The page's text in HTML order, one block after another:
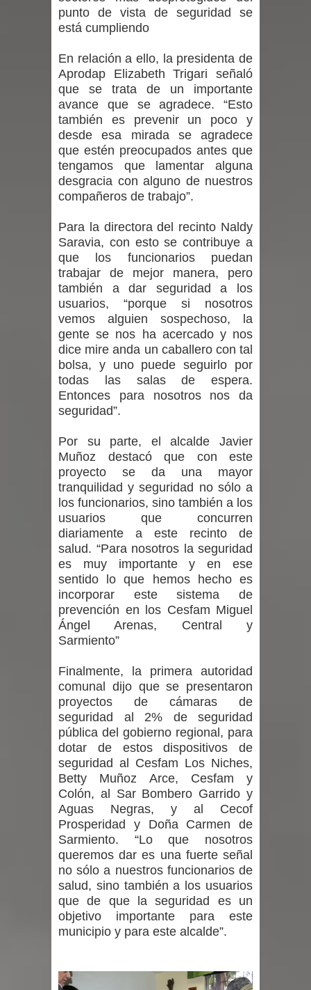
INDAP entregó $189 millones en
de la provincia de Linares
Municipalidad de Curicó apuesta a la
innovación en tecnología educativa
con nuevas pantallas interactivas del
Colegio El Boldo
Municipalidad de Curicó inició
proceso de vacunación escolar
Se activa Código Azul en Talca ante
las bajas temperaturas
GORE Maule figura tercero a nivel
nacional en gasto por viajes y
traslados con $133 millones
un forado desde la cárcel de Talca
Temporal obliga a cerrar
anticipadamente la Fiesta del
Chancho en Talca tras caída de
ramas cerca de carpas
punto de vista de seguridad se
está cumpliendo
En relación a ello, la presidenta de
Aprodap Elizabeth Trigari señaló
que se trata de un importante
avance que se agradece. “Esto
también es prevenir un poco y
desde esa mirada se agradece
que estén preocupados antes que
tengamos que lamentar alguna
desgracia con alguno de nuestros
compañeros de trabajo”.
Para la directora del recinto Naldy
Saravia, con esto se contribuye a
que los funcionarios puedan
trabajar de mejor manera, pero
también a dar seguridad a los
usuarios, “porque si nosotros
vemos alguien sospechoso, la
gente se nos ha acercado y nos
dice mire anda un caballero con tal
bolsa, y uno puede seguirlo por
todas las salas de espera.
Entonces para nosotros nos da
seguridad”.
Por su parte, el alcalde Javier
Muñoz destacó que con este
proyecto se da una mayor
tranquilidad y seguridad no sólo a
los funcionarios, sino también a los
usuarios que concurren
diariamente a este recinto de
salud. “Para nosotros la seguridad
es muy importante y en ese
sentido lo que hemos hecho es
incorporar este sistema de
prevención en los Cesfam Miguel
Ángel Arenas, Central y
Sarmiento”
Finalmente, la primera autoridad
comunal dijo que se presentaron
proyectos de cámaras de
seguridad al 2% de seguridad
pública del gobierno regional, para
dotar de estos dispositivos de
seguridad al Cesfam Los Niches,
Betty Muñoz Arce, Cesfam y
Colón, al Sar Bombero Garrido y
Aguas Negras, y al Cecof
Prosperidad y Doña Carmen de
Sarmiento. “Lo que nosotros
queremos dar es una fuerte señal
no sólo a nuestros funcionarios de
salud, sino también a los usuarios
que de que la seguridad es un
objetivo importante para este
municipio y para este alcalde”.